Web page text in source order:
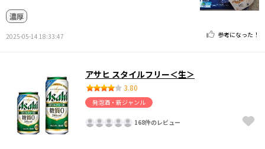
濃厚
2025-05-14 18:33:47 参考になった！
アサヒ スタイルフリー＜生＞
3.80
発泡酒・新ジャンル
168件のレビュー